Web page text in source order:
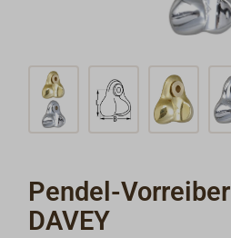
Pendel-Vorreiber
DAVEY